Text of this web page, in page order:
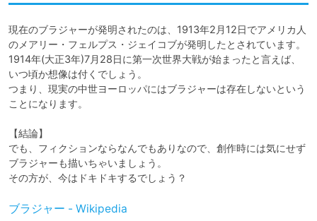
現在のブラジャーが発明されたのは、1913年2月12日でアメリカ人
のメアリー・フェルプス・ジェイコブが発明したとされています。
1914年(大正3年)7月28日に第一次世界大戦が始まったと言えば、
いつ頃か想像は付くでしょう。
つまり、現実の中世ヨーロッパにはブラジャーは存在しないという
ことになります。
【結論】
でも、フィクションならなんでもありなので、創作時には気にせず
ブラジャーも描いちゃいましょう。
その方が、今はドキドキするでしょう？
ブラジャー - Wikipedia